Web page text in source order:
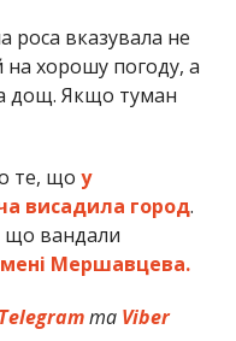
роса вказувала не
на хорошу погоду, а
дощ. Якщо туман
те, що у
висадила город.
що вандали
Мершавцева.
Telegramта Viber